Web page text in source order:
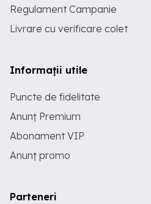
Regulament Campanie
Livrare cu verificare colet
Informații utile
Puncte de fidelitate
Anunț Premium
Abonament VIP
Anunț promo
Parteneri